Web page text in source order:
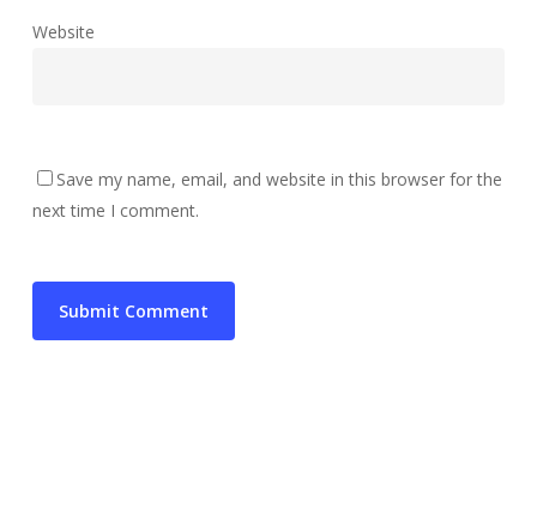
Website
Save my name, email, and website in this browser for the
next time I comment.